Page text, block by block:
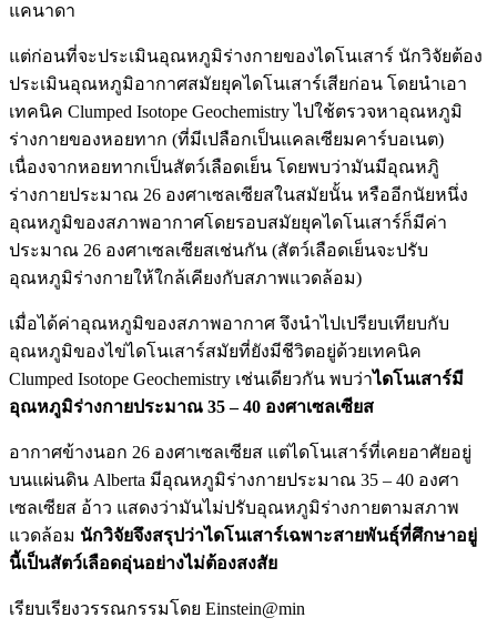
แคนาดา
แต่ก่อนที่จะประเมินอุณหภูมิร่างกายของไดโนเสาร์ นักวิจัยต้อง
ประเมินอุณหภูมิอากาศสมัยยุคไดโนเสาร์เสียก่อน โดยนำเอา
เทคนิค Clumped Isotope Geochemistry ไปใช้ตรวจหาอุณหภูมิ
ร่างกายของหอยทาก (ที่มีเปลือกเป็นแคลเซียมคาร์บอเนต)
เนื่องจากหอยทากเป็นสัตว์เลือดเย็น โดยพบว่ามันมีอุณหภูิ
ร่างกายประมาณ 26 องศาเซลเซียสในสมัยนั้น หรืออีกนัยหนึ่ง
อุณหภูมิของสภาพอากาศโดยรอบสมัยยุคไดโนเสาร์ก็มีค่า
ประมาณ 26 องศาเซลเซียสเช่นกัน (สัตว์เลือดเย็นจะปรับ
อุณหภูมิร่างกายให้ใกล้เคียงกับสภาพแวดล้อม)
เมื่อได้ค่าอุณหภูมิของสภาพอากาศ จึงนำไปเปรียบเทียบกับ
อุณหภูมิของไข่ไดโนเสาร์สมัยที่ยังมีชีวิตอยู่ด้วยเทคนิค
Clumped Isotope Geochemistry เช่นเดียวกัน พบว่าไดโนเสาร์มี
อุณหภูมิร่างกายประมาณ 35 – 40 องศาเซลเซียส
อากาศข้างนอก 26 องศาเซลเซียส แต่ไดโนเสาร์ที่เคยอาศัยอยู่
บนแผ่นดิน Alberta มีอุณหภูมิร่างกายประมาณ 35 – 40 องศา
เซลเซียส อ้าว แสดงว่ามันไม่ปรับอุณหภูมิร่างกายตามสภาพ
แวดล้อม นักวิจัยจึงสรุปว่าไดโนเสาร์เฉพาะสายพันธุ์ที่ศึกษาอยู่
นี้เป็นสัตว์เลือดอุ่นอย่างไม่ต้องสงสัย
เรียบเรียงวรรณกรรมโดย Einstein@min